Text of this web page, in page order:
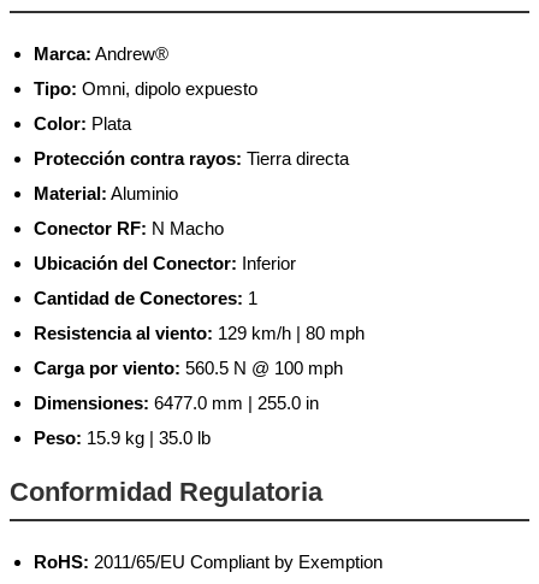
Marca: Andrew®
Tipo: Omni, dipolo expuesto
Color: Plata
Protección contra rayos: Tierra directa
Material: Aluminio
Conector RF: N Macho
Ubicación del Conector: Inferior
Cantidad de Conectores: 1
Resistencia al viento: 129 km/h | 80 mph
Carga por viento: 560.5 N @ 100 mph
Dimensiones: 6477.0 mm | 255.0 in
Peso: 15.9 kg | 35.0 lb
Conformidad Regulatoria
RoHS: 2011/65/EU Compliant by Exemption